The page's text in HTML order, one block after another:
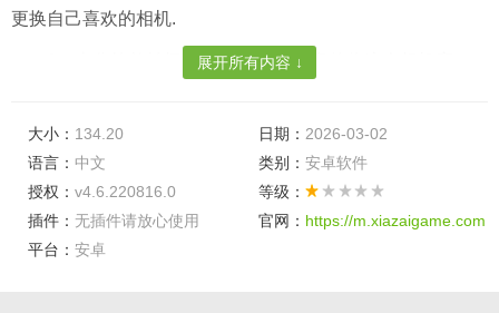
更换自己喜欢的相机.
2、十分简单拍摄玩法,用户可以任意的将这个相机窗口
3、在打开软件进入拍摄模式后,用户可以任意的录制各
种各样丰富的内容.
小米莱卡相机最新版特色
展开所有内容 ↓
大小： 134.20 日期： 2026-03-02
语言： 中文 类别： 安卓软件
授权： v4.6.220816.0
等级：
插件： 无插件请放心使用 官网： https://m.xiazaigame.com
平台： 安卓